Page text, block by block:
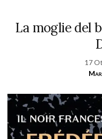
La moglie del
17